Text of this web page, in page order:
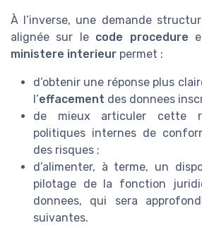
À l’inverse, une demande
alignée sur le code procedure
ministere interieur permet :
d’obtenir une réponse plus
l’effacement des donnees
de mieux articuler cette
politiques internes de
des risques ;
d’alimenter, à terme, un
pilotage de la fonction
donnees, qui sera
suivantes.